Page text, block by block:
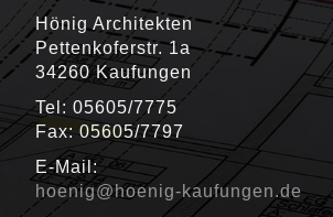
Hönig Architekten
Pettenkoferstr. 1a
34260 Kaufungen
Tel: 05605/7775
Fax: 05605/7797
E-Mail:
hoenig@hoenig-kaufungen.de